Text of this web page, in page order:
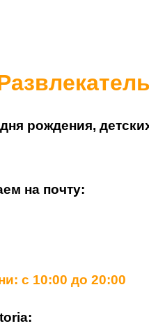
рождения,
на почту:
с 10:00 до 20:00